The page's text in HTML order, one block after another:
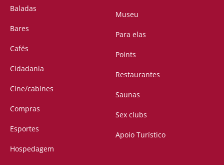
Baladas
Bares
Cafés
Cidadania
Cine/cabines
Compras
Esportes
Hospedagem
Museu
Para elas
Points
Restaurantes
Saunas
Sex clubs
Apoio Turístico